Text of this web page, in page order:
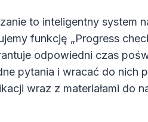
to inteligentny system
funkcję „Progress
odpowiedni czas
pytania i wracać do nich
wraz z materiałami do